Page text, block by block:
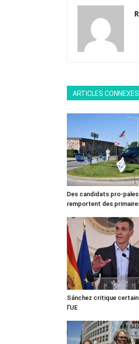
ARTICLES CONNEXES
Des candidats pro-
remportent des
Sánchez critique
l’UE